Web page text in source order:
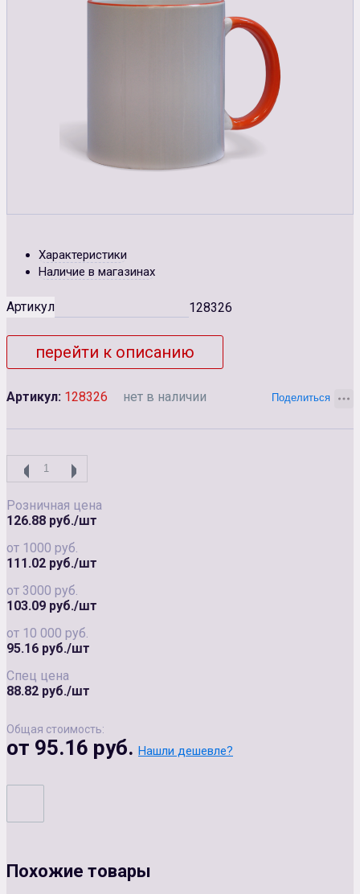
Характеристики
Наличие в магазинах
Артикул 128326
перейти к описанию
Артикул: 128326 нет в наличии
Розничная цена
126.88 руб./шт
от 1000 руб.
111.02 руб./шт
от 3000 руб.
103.09 руб./шт
от 10 000 руб.
95.16 руб./шт
Спец цена
88.82 руб./шт
Общая стоимость:
от 95.16 руб. Нашли дешевле?
Похожие товары